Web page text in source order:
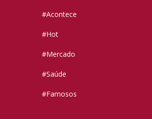
#Acontece
#Hot
#Mercado
#Saúde
#Famosos